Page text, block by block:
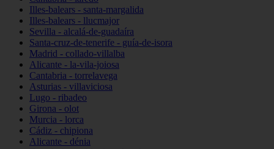
Illes-balears - santa-margalida
Illes-balears - llucmajor
Sevilla - alcalá-de-guadaíra
Santa-cruz-de-tenerife - guía-de-isora
Madrid - collado-villalba
Alicante - la-vila-joiosa
Cantabria - torrelavega
Asturias - villaviciosa
Lugo - ribadeo
Girona - olot
Murcia - lorca
Cádiz - chipiona
Alicante - dénia